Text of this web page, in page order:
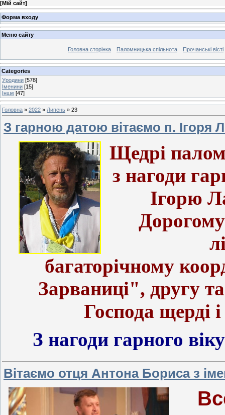
[Мій сайт]
Форма входу
Меню сайту
Головна сторінка Паломницька спільнота Прочанські вісті
Categories
Уродини [578]
Іменини [15]
Інше [47]
Головна » 2022 » Липень » 23
З гарною датою вітаємо п. Ігоря
Щедрі
з нагоди
Ігорю
багаторічному
Зарваниці", другу
Господа щерді
З нагоди гарного
Вітаємо отця Антона Бориса з